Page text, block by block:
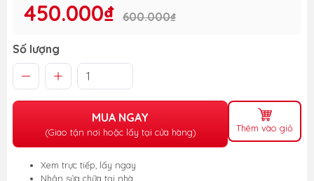
450.000₫ 600.000₫
Số lượng
MUA NGAY
(Giao tận nơi hoặc lấy tại cửa hàng) Thêm vào giỏ
Xem trực tiếp, lấy ngay
Nhận sửa chữa tại nhà